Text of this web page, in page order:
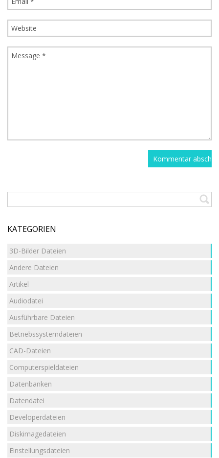
KATEGORIEN
3D-Bilder Dateien
Andere Dateien
Artikel
Audiodatei
Ausführbare Dateien
Betriebssystemdateien
CAD-Dateien
Computerspieldateien
Datenbanken
Datendatei
Developerdateien
Diskimagedateien
Einstellungsdateien